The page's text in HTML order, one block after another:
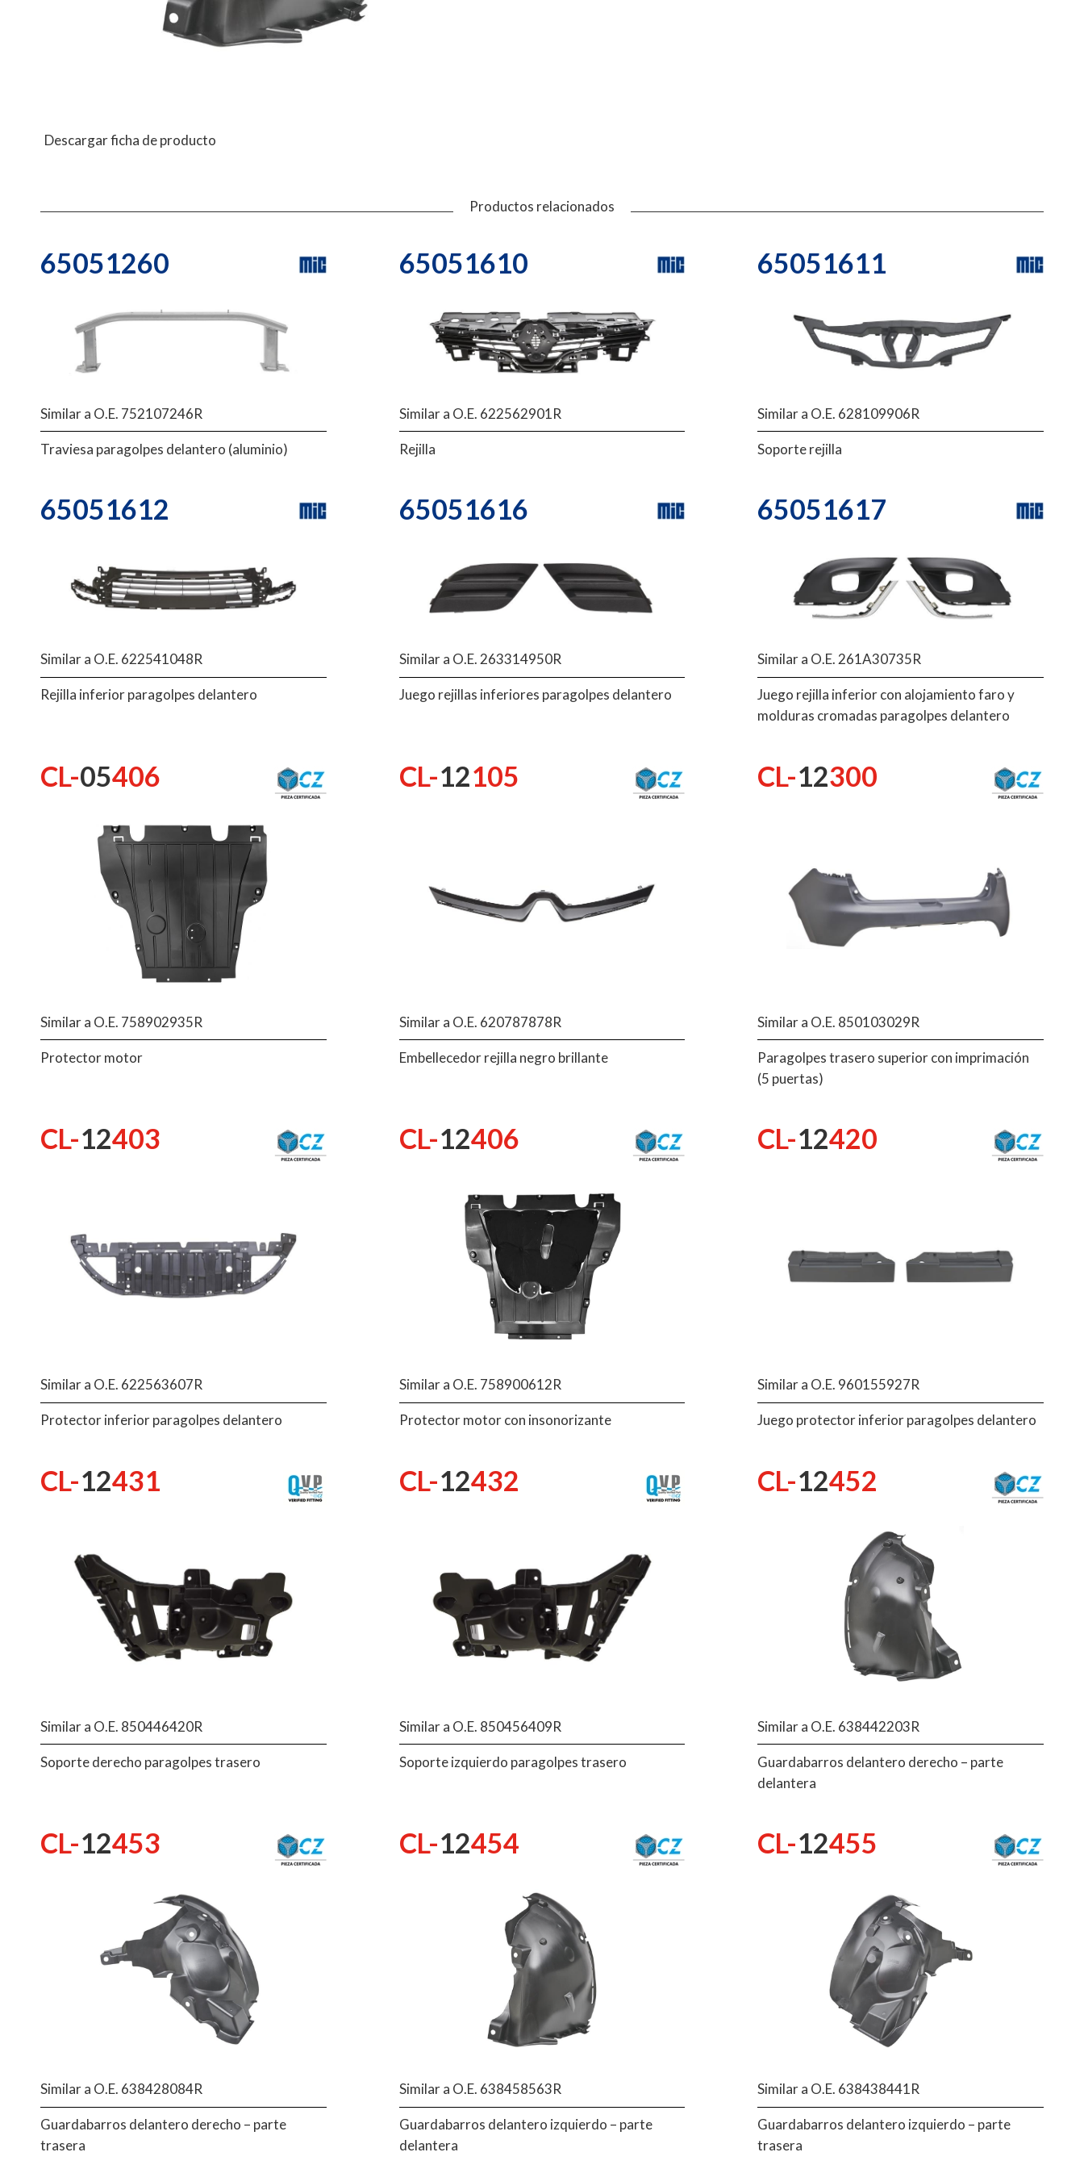
Descargar ficha de producto
Productos relacionados
65051260
Similar a O.E. 752107246R
Traviesa paragolpes delantero (aluminio)
65051610
Similar a O.E. 622562901R
Rejilla
65051611
Similar a O.E. 628109906R
Soporte rejilla
65051612
Similar a O.E. 622541048R
Rejilla inferior paragolpes delantero
65051616
Similar a O.E. 263314950R
Juego rejillas inferiores paragolpes delantero
65051617
Similar a O.E. 261A30735R
Juego rejilla inferior con alojamiento faro y
molduras cromadas paragolpes delantero
CL-05406
Similar a O.E. 758902935R
Protector motor
CL-12105
Similar a O.E. 620787878R
Embellecedor rejilla negro brillante
CL-12300
Similar a O.E. 850103029R
Paragolpes trasero superior con imprimación
(5 puertas)
CL-12403
Similar a O.E. 622563607R
Protector inferior paragolpes delantero
CL-12406
Similar a O.E. 758900612R
Protector motor con insonorizante
CL-12420
Similar a O.E. 960155927R
Juego protector inferior paragolpes delantero
CL-12431
Similar a O.E. 850446420R
Soporte derecho paragolpes trasero
CL-12432
Similar a O.E. 850456409R
Soporte izquierdo paragolpes trasero
CL-12452
Similar a O.E. 638442203R
Guardabarros delantero derecho – parte
delantera
CL-12453
Similar a O.E. 638428084R
Guardabarros delantero derecho – parte
trasera
CL-12454
Similar a O.E. 638458563R
Guardabarros delantero izquierdo – parte
delantera
CL-12455
Similar a O.E. 638438441R
Guardabarros delantero izquierdo – parte
trasera